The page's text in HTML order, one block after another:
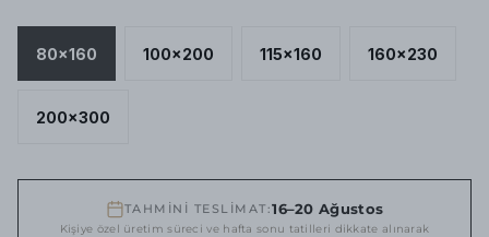
80x160 100x200 115x160 160x230
200x300
TAHMİNİ TESLİMAT:16–20 Ağustos
Kişiye özel üretim süreci ve hafta sonu tatilleri dikkate alınarak